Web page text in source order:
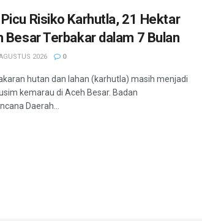
Risiko Karhutla, 21 Hektar
Besar Terbakar dalam 7 Bulan
2026 0
hutan dan lahan (karhutla) masih menjadi
kemarau di Aceh Besar. Badan
Daerah...